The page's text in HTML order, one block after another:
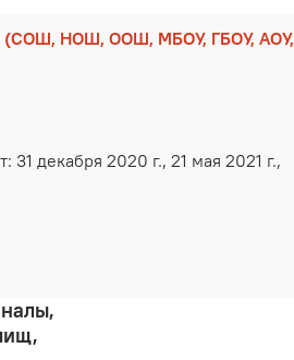
(СОШ, НОШ, ООШ, МБОУ, ГБОУ, АОУ,
декабря 2020 г., 21 мая 2021 г.,